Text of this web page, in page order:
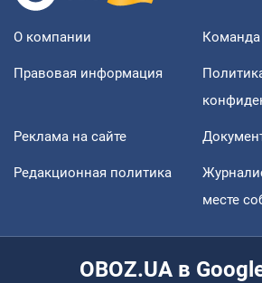
О компании Команда
Правовая информация
Реклама на сайте
Редакционная политика
месте
OBOZ.UA в